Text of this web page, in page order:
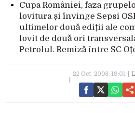
Cupa României, faza
lovitura și învinge Sepsi
ultimelor două ediții ale
lovit de două ori
Petrolul. Remiză între SC
22 Oct. 2008, 19:01